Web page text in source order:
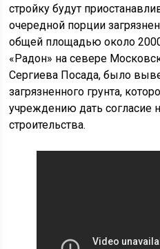
стройку будут
очередной порции
общей площадью около
«Радон» на севере
Сергиева Посада, было
загрязненного грунта,
учреждению дать согласие
строительства.